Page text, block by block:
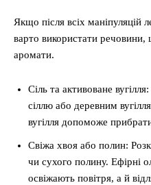
Якщо після всіх маніпуляцій
варто використати
аромати.
Сіль та активоване
сіллю або деревним
вугілля допоможе
Свіжа хвоя або полин:
чи сухого полину. Ефірні
освіжають повітря, а й